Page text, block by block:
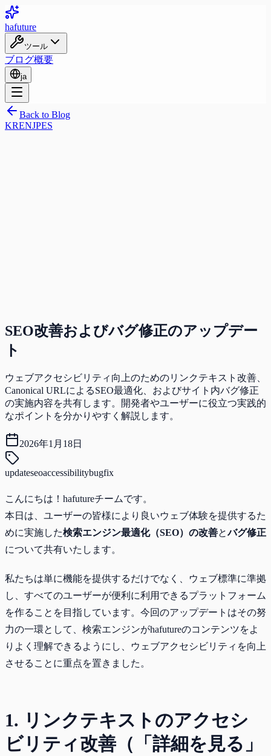
hafuture
ツール
ブログ概要
ja
Back to Blog
KRENJPES
SEO改善およびバグ修正のアップデー
ト
ウェブアクセシビリティ向上のためのリンクテキスト改善、
Canonical URLによるSEO最適化、およびサイト内バグ修正
の実施内容を共有します。開発者やユーザーに役立つ実践的
なポイントを分かりやすく解説します。
2026年1月18日
updateseoaccessibilitybugfix
こんにちは！hafutureチームです。
本日は、ユーザーの皆様により良いウェブ体験を提供するた
めに実施した検索エンジン最適化（SEO）の改善とバグ修正
について共有いたします。
私たちは単に機能を提供するだけでなく、ウェブ標準に準拠
し、すべてのユーザーが便利に利用できるプラットフォーム
を作ることを目指しています。今回のアップデートはその努
力の一環として、検索エンジンがhafutureのコンテンツをよ
りよく理解できるようにし、ウェブアクセシビリティを向上
させることに重点を置きました。
1. リンクテキストのアクセシ
ビリティ改善（「詳細を見る」